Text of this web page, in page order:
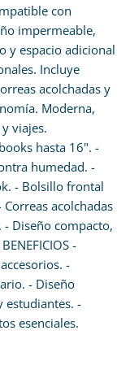
con
impermeable,
y espacio adicional
Incluye
acolchadas y
Moderna,
viajes.
hasta 16". -
humedad. -
- Bolsillo frontal
acolchadas
Diseño compacto,
-
-
- Diseño
estudiantes. -
esenciales.